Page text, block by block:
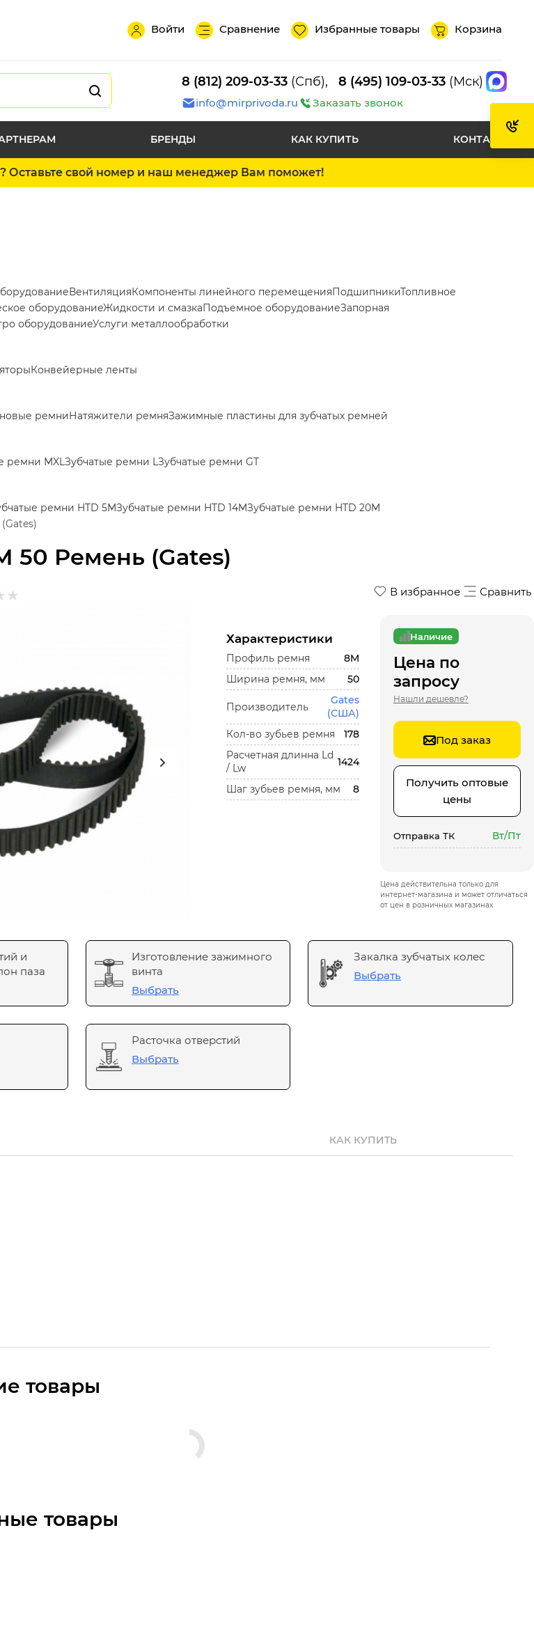
Войти Сравнение Избранные товары Корзина
8 (812) 209-03-33 (Спб), 8 (495) 109-03-33 (Мск)
info@mirprivoda.ru Заказать звонок
БРЕНДЫ КАК КУПИТЬ КОНТАКТЫ
Оставьте свой номер и наш менеджер Вам поможет!
50 Ремень (Gates)
ВентиляцияКомпоненты линейного перемещенияПодшипникиТопливное
оборудованиеЖидкости и смазкаПодъемное оборудованиеЗапорная
оборудованиеУслуги металлообработки
Конвейерные ленты
ремниНатяжители ремняЗажимные пластины для зубчатых ремней
ремни MXLЗубчатые ремни LЗубчатые ремни GT
ремни HTD 5MЗубчатые ремни HTD 14MЗубчатые ремни HTD 20M
В избранное Сравнить
Характеристики
Профиль ремня
8M
Ширина ремня, мм
50
Производитель
Gates
(США)
Кол-во зубьев ремня
178
Расчетная длинна Ld
/ Lw
1424
Шаг зубьев ремня, мм 8
Наличие
Цена по
запросу
Нашли дешевле?
Под заказ
Получить оптовые
цены
Отправка ТК Вт/Пт
Цена действительна только для
интернет-магазина и может отличаться
от цен в розничных магазинах
и
паза
Изготовление зажимного
винта
Выбрать
Закалка зубчатых колес
Выбрать
Расточка отверстий
Выбрать
КАК КУПИТЬ
товары
товары